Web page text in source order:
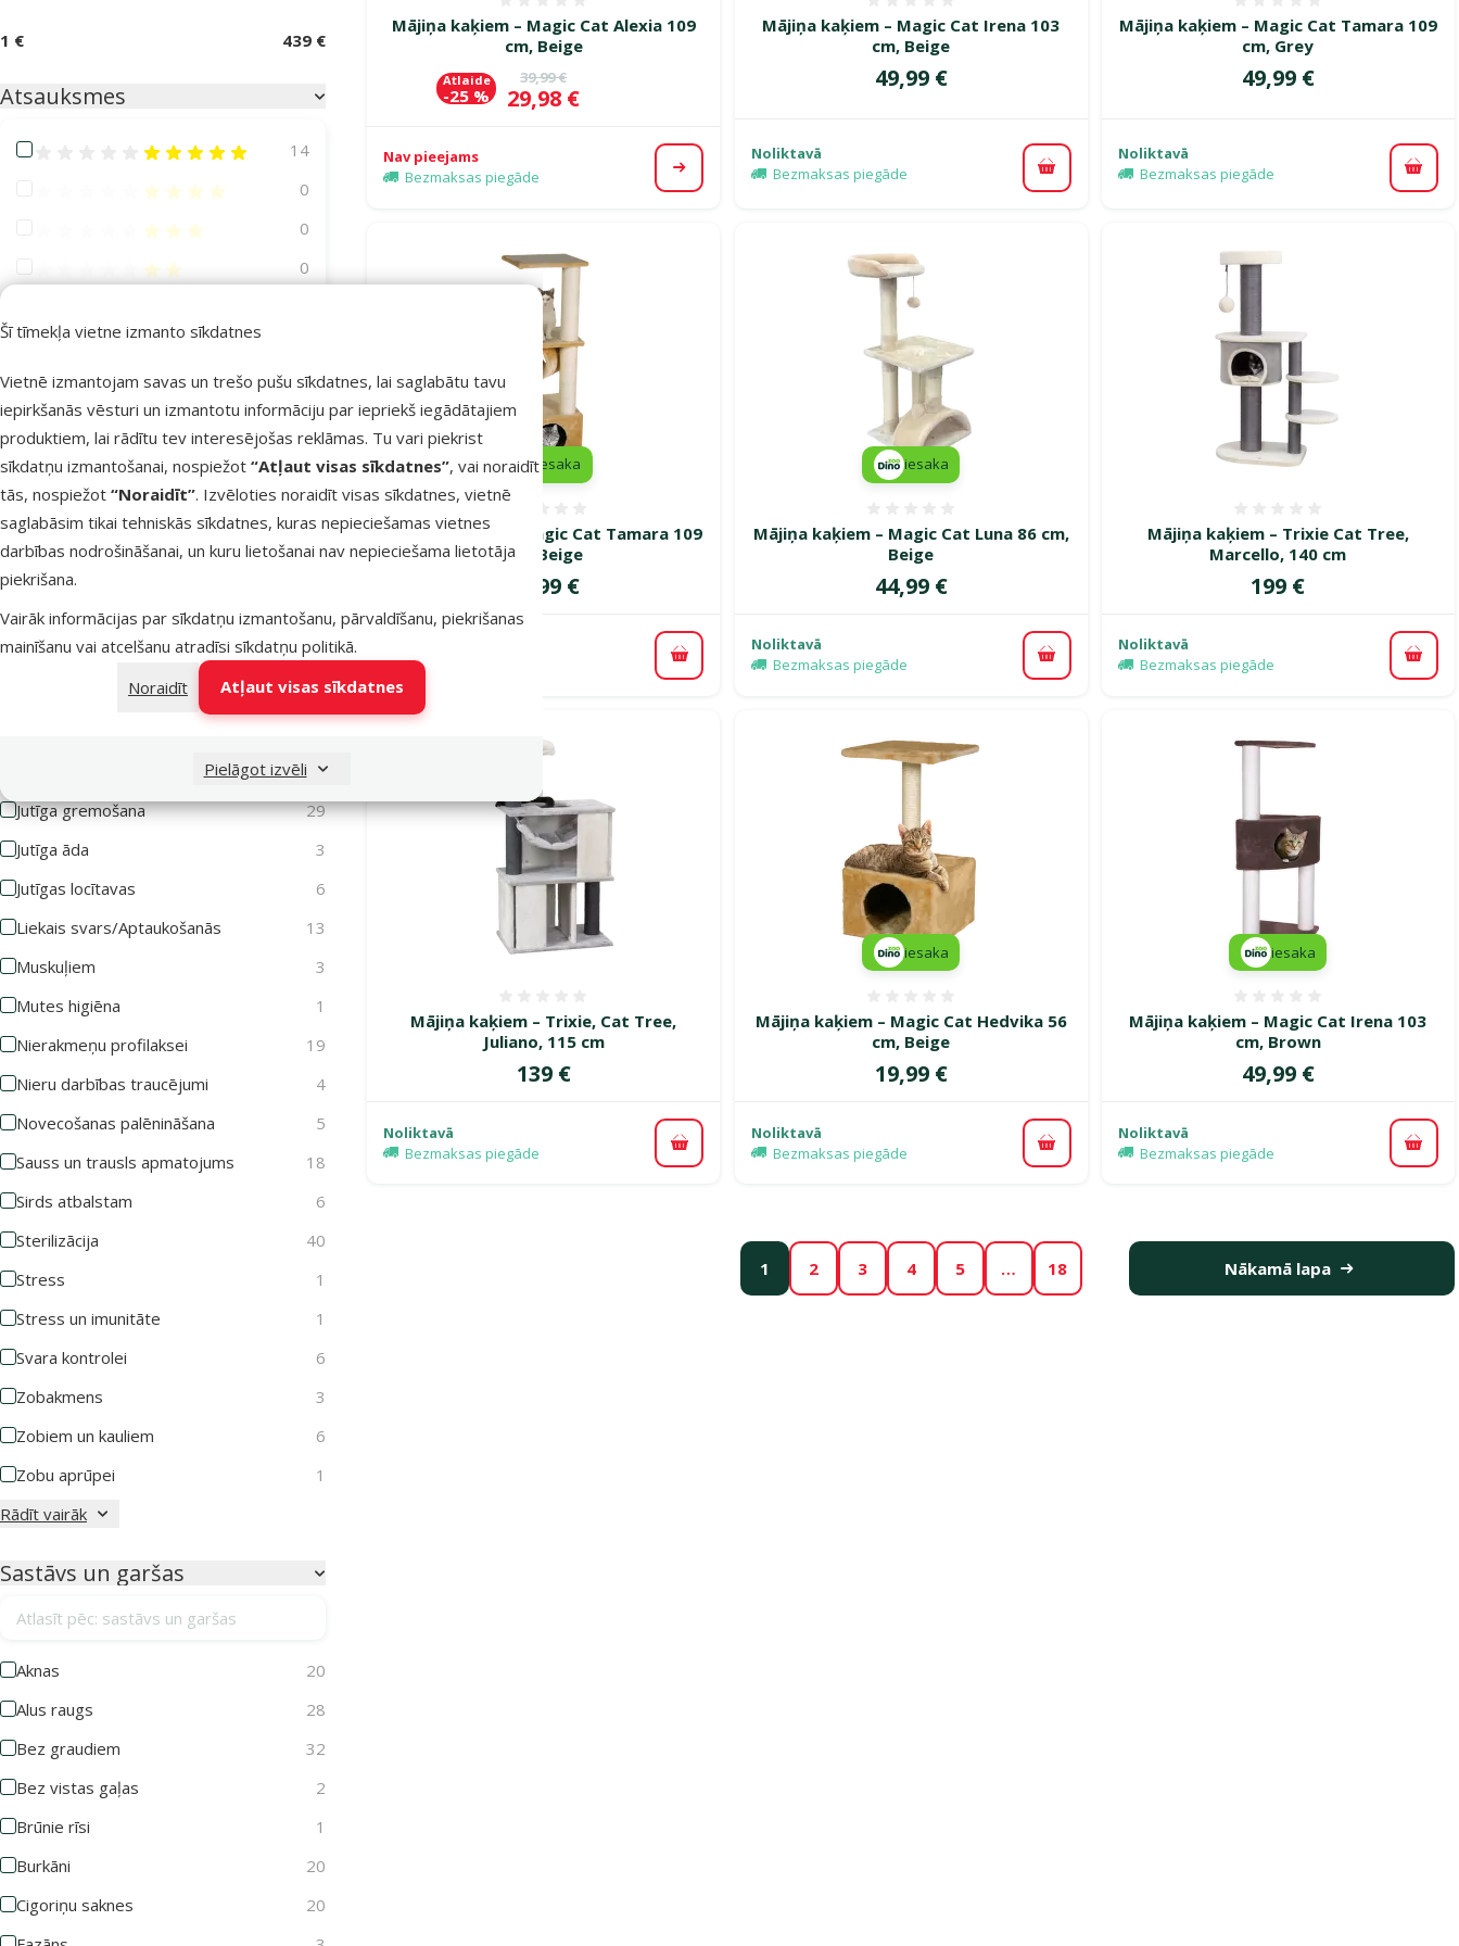
Šī tīmekļa vietne izmanto sīkdatnes
Vietnē izmantojam savas un trešo pušu sīkdatnes, lai saglabātu tavu
iepirkšanās vēsturi un izmantotu informāciju par iepriekš iegādātajiem
produktiem, lai rādītu tev interesējošas reklāmas. Tu vari piekrist
sīkdatņu izmantošanai, nospiežot “Atļaut visas sīkdatnes”, vai noraidīt
tās, nospiežot “Noraidīt”. Izvēloties noraidīt visas sīkdatnes, vietnē
saglabāsim tikai tehniskās sīkdatnes, kuras nepieciešamas vietnes
darbības nodrošināšanai, un kuru lietošanai nav nepieciešama lietotāja
piekrišana.
Vairāk informācijas par sīkdatņu izmantošanu, pārvaldīšanu, piekrišanas
mainīšanu vai atcelšanu atradīsi sīkdatņu politikā.
Noraidīt
Atļaut visas sīkdatnes
Pielāgot izvēli
1 € 439 €
Atsauksmes
Atsauksmes 100%
14
Atsauksmes 80%
0
Atsauksmes 60%
0
Atsauksmes 40%
0
Suņa lielums
Miniatūrs
7
Mazs
7
Veselības stāvoklis
Atlasīt pēc: veselības stāvoklis
Alerģijas
1
Apmatojuma kamoli kuņģī
24
Bez veselības traucējumiem
117
12
Jutīga gremošana
29
Jutīga āda
3
Jutīgas locītavas
6
Liekais svars/Aptaukošanās
13
Muskuļiem
3
Mutes higiēna
1
Nierakmeņu profilaksei
19
Nieru darbības traucējumi
4
Novecošanas palēnināšana
5
Sauss un trausls apmatojums
18
Sirds atbalstam
6
Sterilizācija
40
Stress
1
Stress un imunitāte
1
Svara kontrolei
6
Zobakmens
3
Zobiem un kauliem
6
Zobu aprūpei
1
Rādīt vairāk
Sastāvs un garšas
Atlasīt pēc: sastāvs un garšas
Aknas
20
Alus raugs
28
Bez graudiem
32
Bez vistas gaļas
2
Brūnie rīsi
1
Burkāni
20
Cigoriņu saknes
20
Mājiņa kaķiem – Magic Cat Alexia 109
cm, Beige
Oriģinālā cena
39,99 €
Cena
29,98 €
Atlaide
-25 %
Nav pieejams
Bezmaksas piegāde
Apskatīt
Mājiņa kaķiem – Magic Cat Irena 103
cm, Beige
Cena
49,99 €
Noliktavā
Bezmaksas piegāde
Pievienot grozam
Mājiņa kaķiem – Magic Cat Tamara 109
cm, Grey
Cena
49,99 €
Noliktavā
Bezmaksas piegāde
Mājiņa kaķiem – Magic Cat Tamara 109
cm, Beige
Cena
49,99 €
iesaka
Pievienot grozam
Mājiņa kaķiem – Magic Cat Luna 86 cm,
Beige
Cena
44,99 €
iesaka
Noliktavā
Bezmaksas piegāde
Pievienot grozam
Mājiņa kaķiem – Trixie Cat Tree,
Marcello, 140 cm
Cena
199 €
Noliktavā
Bezmaksas piegāde
Mājiņa kaķiem – Trixie, Cat Tree,
Juliano, 115 cm
Cena
139 €
Noliktavā
Bezmaksas piegāde
Pievienot grozam
Mājiņa kaķiem – Magic Cat Hedvika 56
cm, Beige
Cena
19,99 €
iesaka
Noliktavā
Bezmaksas piegāde
Pievienot grozam
Mājiņa kaķiem – Magic Cat Irena 103
cm, Brown
Cena
49,99 €
iesaka
Noliktavā
Bezmaksas piegāde
1 2 3 4 5 … 18 Nākamā lapa